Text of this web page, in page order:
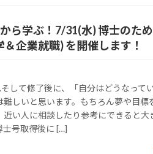
ら学ぶ！7/31(水) 博士のた
企業就職) を開催します！
して修了後に、「自分はどうなって
難しいと思います。もちろん夢や目標
近い人に相談したり参考にできると大
士号取得後に […]